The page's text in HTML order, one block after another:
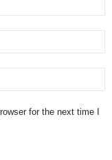
for the next time I